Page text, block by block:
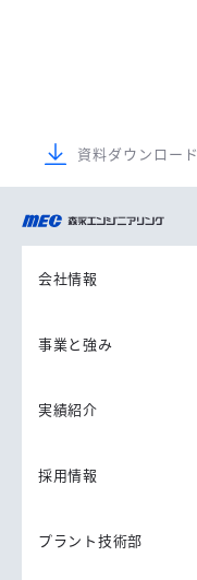
資料ダウンロード
森永エンジニアリング
株式会社
会社情報
事業と強み
実績紹介
採用情報
プラント技術部